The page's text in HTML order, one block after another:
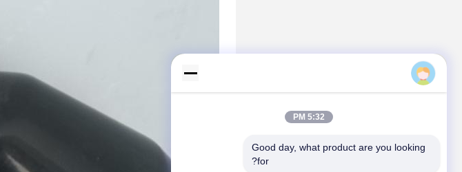
5:32 PM
Good day, what product are you looking
for?